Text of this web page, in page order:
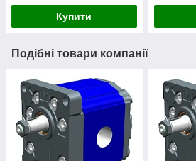
Купити
Подібні товари компанії